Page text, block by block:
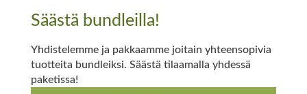
Säästä bundleilla!
Yhdistelemme ja pakkaamme joitain yhteensopivia
tuotteita bundleiksi. Säästä tilaamalla yhdessä
paketissa!